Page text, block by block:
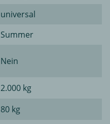
universal
Summer
Nein
2.000 kg
80 kg